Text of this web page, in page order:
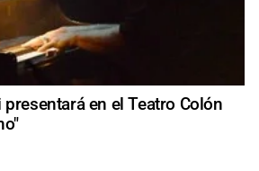
en el Teatro Colón